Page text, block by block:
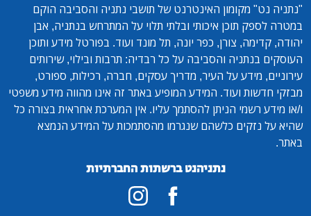
"נתניה נט" מקומון האינטרנט של תושבי נתניה והסביבה הוקם
במטרה לספק תוכן איכותי ובלתי תלוי על המתרחש בנתניה, אבן
יהודה, קדימה, צורן, כפר יונה, תל מונד ועוד. בפורטל מידע ותוכן
העוסקים בנתניה והסביבה על כל רבדיה: תרבות ובילוי, שירותים
עירוניים, מידע על העיר, מדריך עסקים, חברה, רכילות, ספורט,
מבזקי חדשות ועוד. המידע המופיע באתר זה אינו מהווה מידע משפטי
ו/או מידע רשמי הניתן להסתמך עליו. אין המערכת אחראית בצורה כל
שהיא על נזקים כלשהם שנגרמו מהסתמכות על המידע הנמצא
באתר.
נתניהנט ברשתות החברתיות